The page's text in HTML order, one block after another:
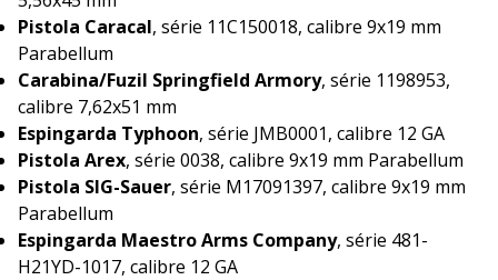
Pistola Caracal, série 11C150018, calibre 9x19 mm
Parabellum
Carabina/Fuzil Springfield Armory, série 1198953,
calibre 7,62x51 mm
Espingarda Typhoon, série JMB0001, calibre 12 GA
Pistola Arex, série 0038, calibre 9x19 mm Parabellum
Pistola SIG-Sauer, série M17091397, calibre 9x19 mm
Parabellum
Espingarda Maestro Arms Company, série 481-
H21YD-1017, calibre 12 GA